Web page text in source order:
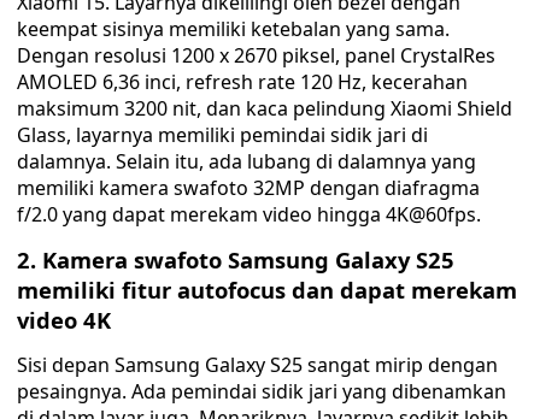
keempat sisinya memiliki ketebalan yang sama.
Dengan resolusi 1200 x 2670 piksel, panel CrystalRes
AMOLED 6,36 inci, refresh rate 120 Hz, kecerahan
maksimum 3200 nit, dan kaca pelindung Xiaomi Shield
Glass, layarnya memiliki pemindai sidik jari di
dalamnya. Selain itu, ada lubang di dalamnya yang
memiliki kamera swafoto 32MP dengan diafragma
f/2.0 yang dapat merekam video hingga 4K@60fps.
2. Kamera swafoto Samsung Galaxy S25
memiliki fitur autofocus dan dapat merekam
video 4K
Sisi depan Samsung Galaxy S25 sangat mirip dengan
pesaingnya. Ada pemindai sidik jari yang dibenamkan